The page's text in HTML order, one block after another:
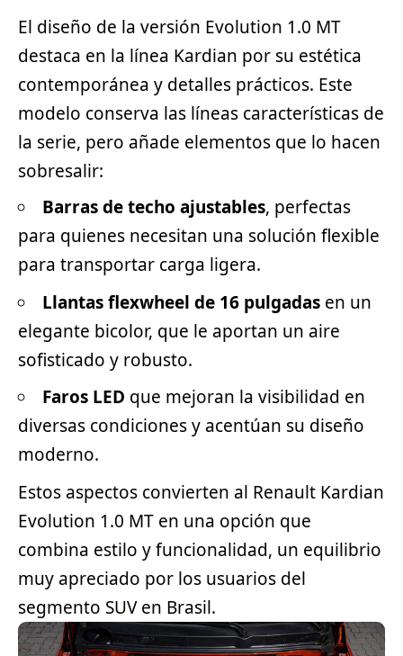
El diseño de la versión Evolution 1.0 MT
destaca en la línea Kardian por su estética
contemporánea y detalles prácticos. Este
modelo conserva las líneas características de
la serie, pero añade elementos que lo hacen
sobresalir:
Barras de techo ajustables, perfectas
para quienes necesitan una solución flexible
para transportar carga ligera.
Llantas flexwheel de 16 pulgadas en un
elegante bicolor, que le aportan un aire
sofisticado y robusto.
Faros LED que mejoran la visibilidad en
diversas condiciones y acentúan su diseño
moderno.
Estos aspectos convierten al Renault Kardian
Evolution 1.0 MT en una opción que
combina estilo y funcionalidad, un equilibrio
muy apreciado por los usuarios del
segmento SUVen Brasil.